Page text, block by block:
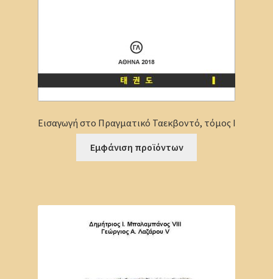
Εισαγωγή στο Πραγματικό Ταεκβοντό, τόμος Ι
Εμφάνιση προϊόντων